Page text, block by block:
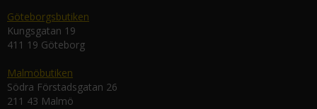
Göteborgsbutiken
Kungsgatan 19
411 19 Göteborg
Malmöbutiken
Södra Förstadsgatan 26
211 43 Malmö